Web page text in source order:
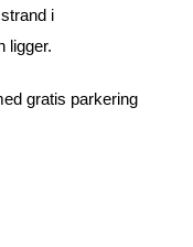
i
ligger.
gratis parkering